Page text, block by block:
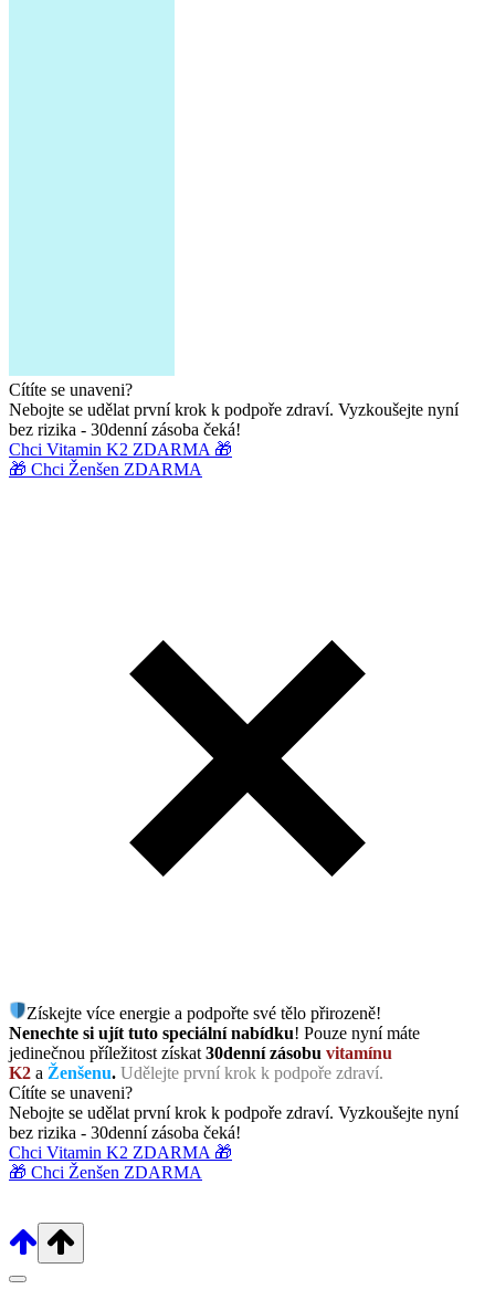
Cítíte se unaveni?
Nebojte se udělat první krok k podpoře zdraví. Vyzkoušejte nyní
bez rizika - 30denní zásoba čeká!
Chci Vitamin K2 ZDARMA 🎁
🎁 Chci Ženšen ZDARMA
Získejte více energie a podpořte své tělo přirozeně!
Nenechte si ujít tuto speciální nabídku! Pouze nyní máte
jedinečnou příležitost získat 30denní zásobu vitamínu
K2 a Ženšenu. Udělejte první krok k podpoře zdraví.
Cítíte se unaveni?
Nebojte se udělat první krok k podpoře zdraví. Vyzkoušejte nyní
bez rizika - 30denní zásoba čeká!
Chci Vitamin K2 ZDARMA 🎁
🎁 Chci Ženšen ZDARMA